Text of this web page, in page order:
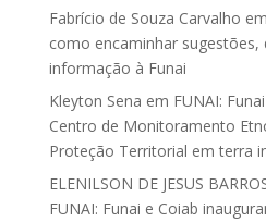
Fabrício de Souza Carvalho em
como encaminhar sugestões,
informação à Funai
Kleyton Sena em FUNAI:
Centro de Monitoramento
Proteção Territorial em terra
ELENILSON DE JESUS
FUNAI: Funai e Coiab